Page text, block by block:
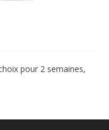
pour 2 semaines,